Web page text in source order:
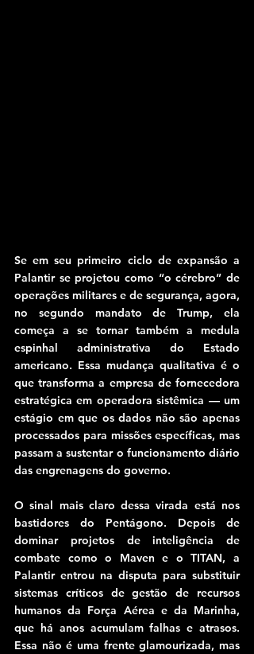
Se em seu primeiro ciclo de expansão a
Palantir se projetou como “o cérebro” de
operações militares e de segurança, agora,
no segundo mandato de Trump, ela
começa a se tornar também a medula
espinhal administrativa do Estado
americano. Essa mudança qualitativa é o
que transforma a empresa de fornecedora
estratégica em operadora sistêmica — um
estágio em que os dados não são apenas
processados para missões específicas, mas
passam a sustentar o funcionamento diário
das engrenagens do governo.
O sinal mais claro dessa virada está nos
bastidores do Pentágono. Depois de
dominar projetos de inteligência de
combate como o Maven e o TITAN, a
Palantir entrou na disputa para substituir
sistemas críticos de gestão de recursos
humanos da Força Aérea e da Marinha,
que há anos acumulam falhas e atrasos.
Essa não é uma frente glamourizada, mas